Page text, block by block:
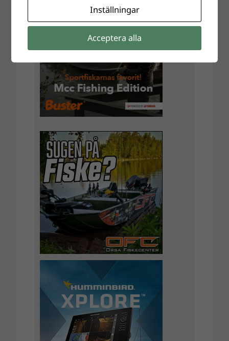
Inställningar
Acceptera alla